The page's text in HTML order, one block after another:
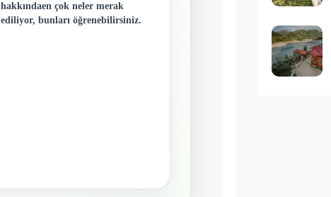
hakkındaen çok neler merak
ediliyor, bunları öğrenebilirsiniz.